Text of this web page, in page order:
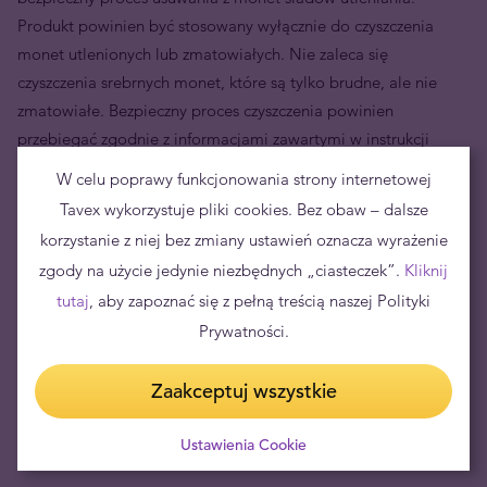
Produkt powinien być stosowany wyłącznie do czyszczenia
monet utlenionych lub zmatowiałych. Nie zaleca się
czyszczenia srebrnych monet, które są tylko brudne, ale nie
zmatowiałe. Bezpieczny proces czyszczenia powinien
przebiegać zgodnie z informacjami zawartymi w instrukcji
Produkt nie nadaje się do czyszczenia monet wykonanych ze
złota lub innych metali.
Pojemność:150 ml
W celu poprawy funkcjonowania strony internetowej
Tavex wykorzystuje pliki cookies. Bez obaw – dalsze
korzystanie z niej bez zmiany ustawień oznacza wyrażenie
zgody na użycie jedynie niezbędnych „ciasteczek”. Kliknij
tutaj, aby zapoznać się z pełną treścią naszej Polityki
Prywatności.
Zaakceptuj wszystkie
Ustawienia Cookie